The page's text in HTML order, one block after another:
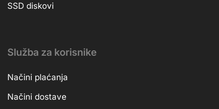
SSD diskovi
Služba za korisnike
Načini plaćanja
Načini dostave